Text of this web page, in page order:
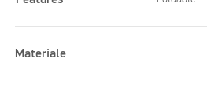
Materiale